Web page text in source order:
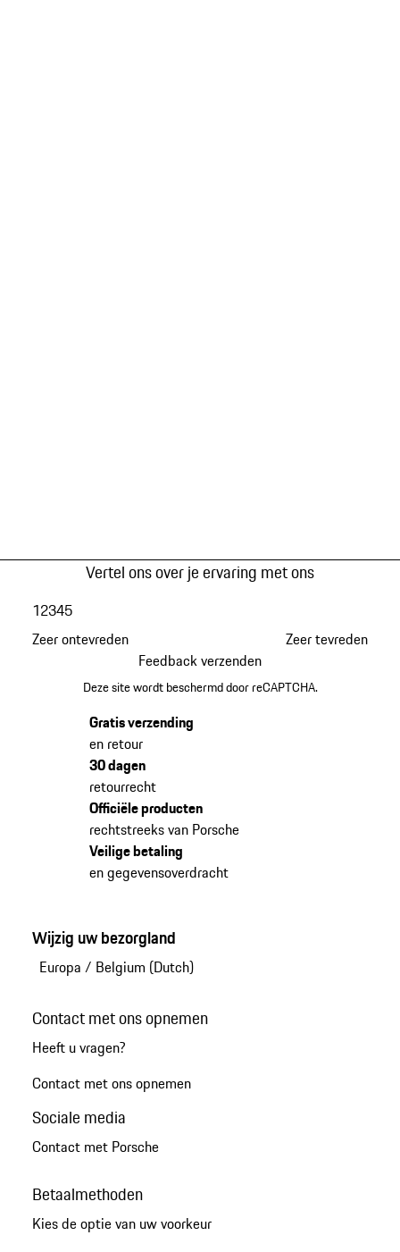
Vertel ons over je ervaring met ons
Zeer ontevreden
12345
Zeer tevreden
Feedback verzenden
Deze site wordt beschermd door reCAPTCHA.
Gratis verzending
en retour
30 dagen
retourrecht
Officiële producten
rechtstreeks van Porsche
Veilige betaling
en gegevensoverdracht
Wijzig uw bezorgland
Europa / Belgium (Dutch)
Contact met ons opnemen
Heeft u vragen?
Contact met ons opnemen
Sociale media
Contact met Porsche
Betaalmethoden
Kies de optie van uw voorkeur